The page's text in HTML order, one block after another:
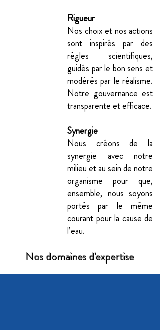
Rigueur
Nos choix et nos actions
sont inspirés par des
règles scientifiques,
guidés par le bon sens et
modérés par le réalisme.
Notre gouvernance est
transparente et efficace.
Synergie
Nous créons de la
synergie avec notre
milieu et au sein de notre
organisme pour que,
ensemble, nous soyons
portés par le même
courant pour la cause de
l’eau.
Nos domaines d'expertise